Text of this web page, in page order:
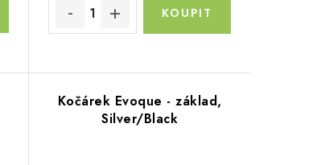
Kočárek Evoque - základ,
Silver/Black